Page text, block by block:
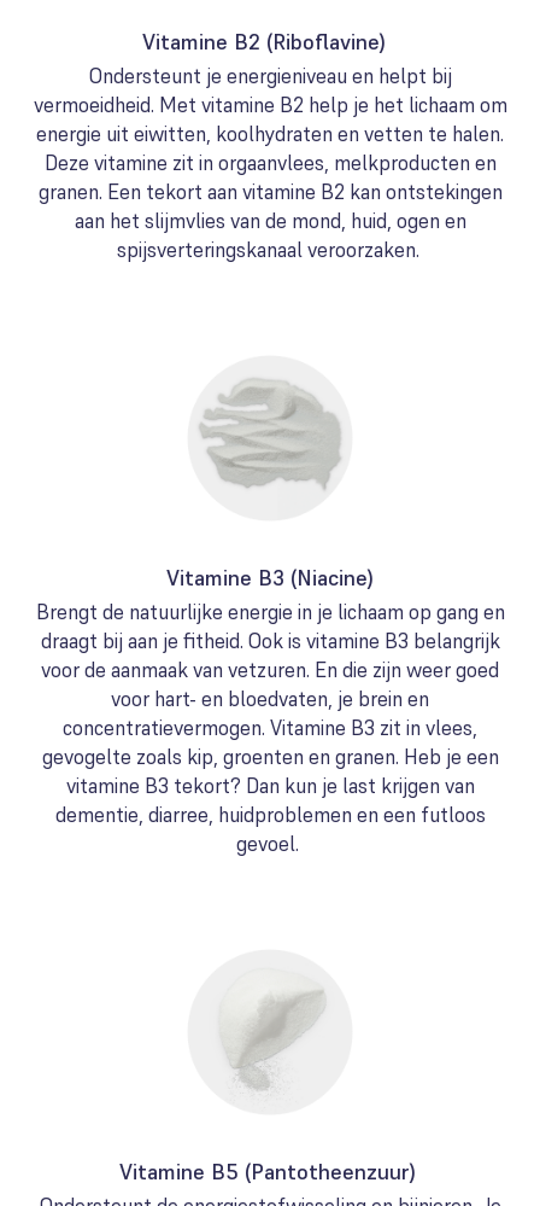
Vitamine B2 (Riboflavine)
Ondersteunt je energieniveau en helpt bij
vermoeidheid. Met vitamine B2 help je het lichaam om
energie uit eiwitten, koolhydraten en vetten te halen.
Deze vitamine zit in orgaanvlees, melkproducten en
granen. Een tekort aan vitamine B2 kan ontstekingen
aan het slijmvlies van de mond, huid, ogen en
spijsverteringskanaal veroorzaken.
Vitamine B3 (Niacine)
Brengt de natuurlijke energie in je lichaam op gang en
draagt bij aan je fitheid. Ook is vitamine B3 belangrijk
voor de aanmaak van vetzuren. En die zijn weer goed
voor hart- en bloedvaten, je brein en
concentratievermogen. Vitamine B3 zit in vlees,
gevogelte zoals kip, groenten en granen. Heb je een
vitamine B3 tekort? Dan kun je last krijgen van
dementie, diarree, huidproblemen en een futloos
gevoel.
Vitamine B5 (Pantotheenzuur)